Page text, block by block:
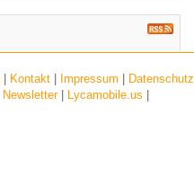
Kontakt Impressum
Datenschutz
Newsletter| Lycamobile.us